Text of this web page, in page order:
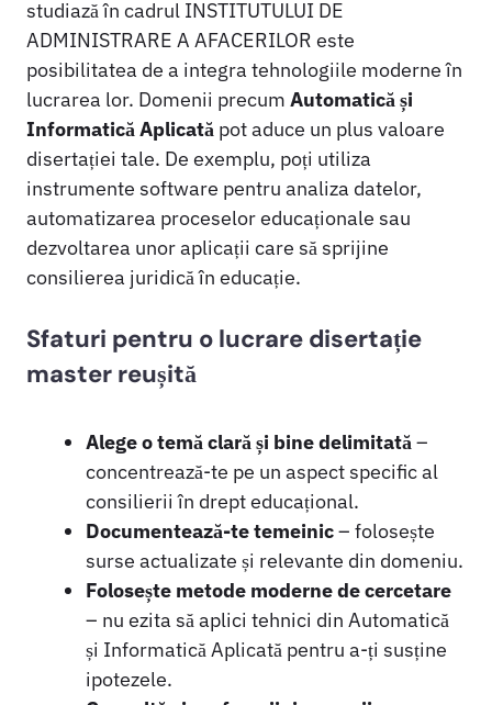
studiază în cadrul INSTITUTULUI DE
ADMINISTRARE A AFACERILOR este
posibilitatea de a integra tehnologiile moderne în
lucrarea lor. Domenii precum Automatică și
Informatică Aplicată pot aduce un plus valoare
disertației tale. De exemplu, poți utiliza
instrumente software pentru analiza datelor,
automatizarea proceselor educaționale sau
dezvoltarea unor aplicații care să sprijine
consilierea juridică în educație.
Sfaturi pentru o lucrare disertație
master reușită
Alege o temă clară și bine delimitată–
concentrează-te pe un aspect specific al
consilierii în drept educațional.
Documentează-te temeinic– folosește
surse actualizate și relevante din domeniu.
Folosește metode moderne de cercetare
– nu ezita să aplici tehnici din Automatică
și Informatică Aplicată pentru a-ți susține
ipotezele.